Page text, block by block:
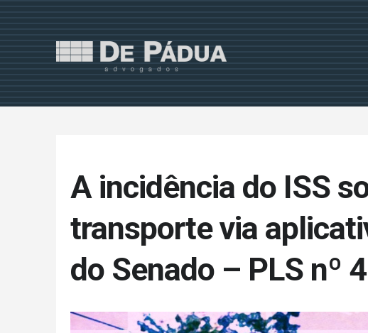
A incidência do ISS
transporte via
do Senado – PLS nº